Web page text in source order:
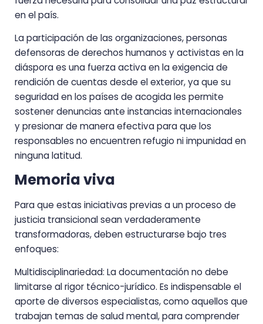
en el país.
La participación de las organizaciones, personas
defensoras de derechos humanos y activistas en la
diáspora es una fuerza activa en la exigencia de
rendición de cuentas desde el exterior, ya que su
seguridad en los países de acogida les permite
sostener denuncias ante instancias internacionales
y presionar de manera efectiva para que los
responsables no encuentren refugio ni impunidad en
ninguna latitud.
Memoria viva
Para que estas iniciativas previas a un proceso de
justicia transicional sean verdaderamente
transformadoras, deben estructurarse bajo tres
enfoques:
Multidisciplinariedad: La documentación no debe
limitarse al rigor técnico-jurídico. Es indispensable el
aporte de diversos especialistas, como aquellos que
trabajan temas de salud mental, para comprender